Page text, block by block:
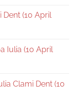
Dent (10 April
Iulia (10 April
Clami Dent (10